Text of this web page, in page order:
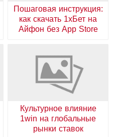
Пошаговая инструкция:
как скачать 1хБет на
Айфон без App Store
Культурное влияние
1win на глобальные
рынки ставок